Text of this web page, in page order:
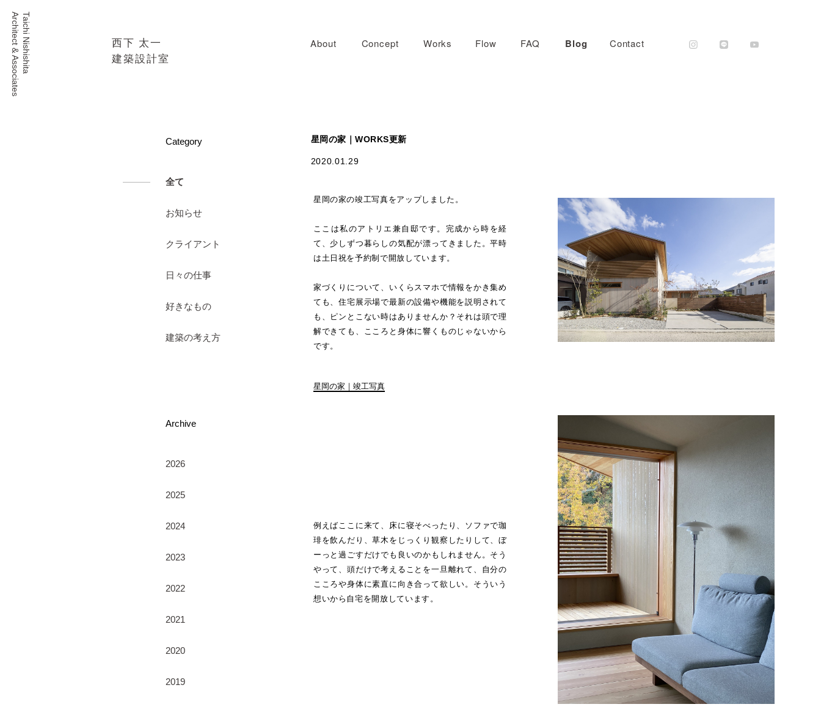
Taichi Nishishita
Architect & Associates
西下 太一
建築設計室
About Concept Works Flow FAQ Blog Contact
Category
全て
お知らせ
クライアント
日々の仕事
好きなもの
建築の考え方
Archive
2026
2025
2024
2023
2022
2021
2020
2019
星岡の家｜WORKS更新
2020.01.29
星岡の家の竣工写真をアップしました。
ここは私のアトリエ兼自邸です。完成から時を経
て、少しずつ暮らしの気配が漂ってきました。平時
は土日祝を予約制で開放しています。
家づくりについて、いくらスマホで情報をかき集め
ても、住宅展示場で最新の設備や機能を説明されて
も、ピンとこない時はありませんか？それは頭で理
解できても、こころと身体に響くものじゃないから
です。
星岡の家｜竣工写真
例えばここに来て、床に寝そべったり、ソファで珈
琲を飲んだり、草木をじっくり観察したりして、ぼ
ーっと過ごすだけでも良いのかもしれません。そう
やって、頭だけで考えることを一旦離れて、自分の
こころや身体に素直に向き合って欲しい。そういう
想いから自宅を開放しています。